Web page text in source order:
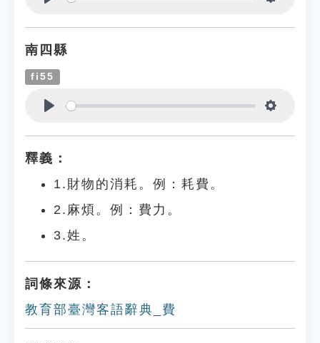
南四縣
fi55
釋義：
1.財物的消耗。例：耗費。
2.麻煩。例：費力。
3.姓。
詞條來源：
教育部臺灣客語辭典_費